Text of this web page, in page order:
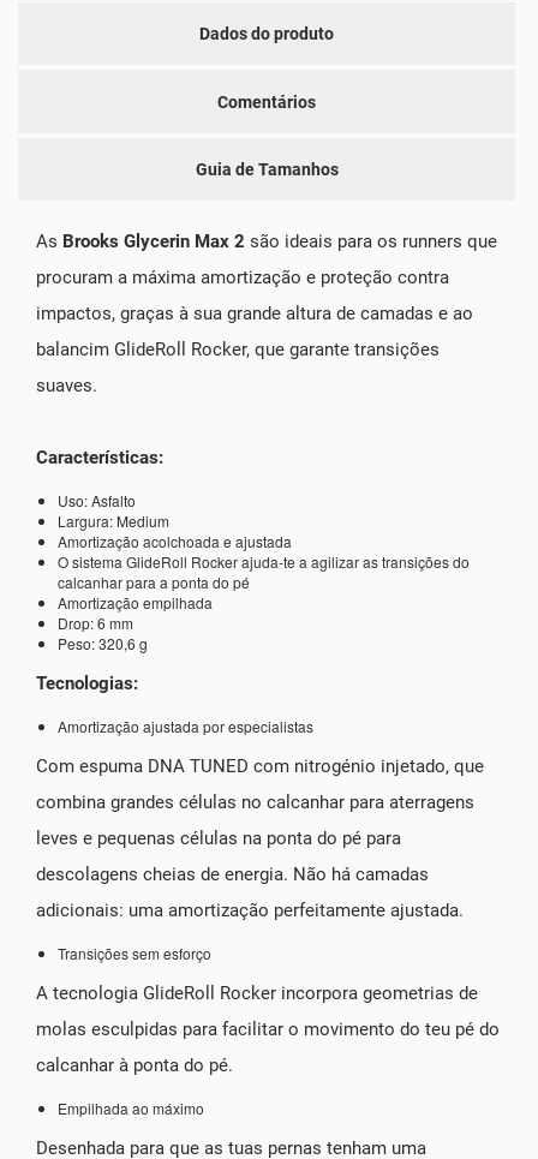
Dados do produto
Comentários
Guia de Tamanhos
As Brooks Glycerin Max 2 são ideais para os runners que
procuram a máxima amortização e proteção contra
impactos, graças à sua grande altura de camadas e ao
balancim GlideRoll Rocker, que garante transições
suaves.
Características:
Uso: Asfalto
Largura: Medium
Amortização acolchoada e ajustada
O sistema GlideRoll Rocker ajuda-te a agilizar as transições do
calcanhar para a ponta do pé
Amortização empilhada
Drop: 6 mm
Peso: 320,6 g
Tecnologias:
Amortização ajustada por especialistas
Com espuma DNA TUNED com nitrogénio injetado, que
combina grandes células no calcanhar para aterragens
leves e pequenas células na ponta do pé para
descolagens cheias de energia. Não há camadas
adicionais: uma amortização perfeitamente ajustada.
Transições sem esforço
A tecnologia GlideRoll Rocker incorpora geometrias de
molas esculpidas para facilitar o movimento do teu pé do
calcanhar à ponta do pé.
Empilhada ao máximo
Desenhada para que as tuas pernas tenham uma